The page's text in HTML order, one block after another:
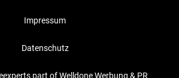
Impressum
Datenschutz
part of Welldone Werbung & PR